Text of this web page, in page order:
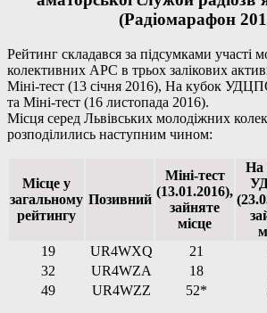
(Радіомарафон
Рейтинг складався за підсумками участі
колективних АРС в трьох залікових
Міні-тест (13 січня 2016), На кубок
та Міні-тест (16 листопада 2016).
Місця серед Львівських молодіжних
розподілились наступним чином:
Місце у
загальному
рейтингу
Позивний
Міні-тест
(13.01.2016),
зайняте
місце
На
19 UR4WXQ 21
32
UR4WZA 18
49
UR4WZZ 52*